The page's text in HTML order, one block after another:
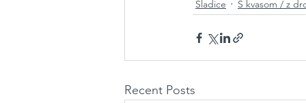
Sladice S kvasom / z
Recent Posts